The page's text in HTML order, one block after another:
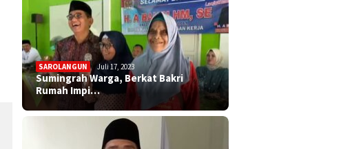
SAROLANGUN Juli 17, 2023
Sumingrah Warga, Berkat Bakri
Rumah Impi…